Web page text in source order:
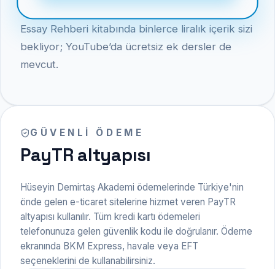
Essay Rehberi kitabında binlerce liralık içerik sizi
bekliyor; YouTube’da ücretsiz ek dersler de
mevcut.
GÜVENLI ÖDEME
PayTR altyapısı
Hüseyin Demirtaş Akademi ödemelerinde Türkiye'nin
önde gelen e-ticaret sitelerine hizmet veren PayTR
altyapısı kullanılır. Tüm kredi kartı ödemeleri
telefonunuza gelen güvenlik kodu ile doğrulanır. Ödeme
ekranında BKM Express, havale veya EFT
seçeneklerini de kullanabilirsiniz.